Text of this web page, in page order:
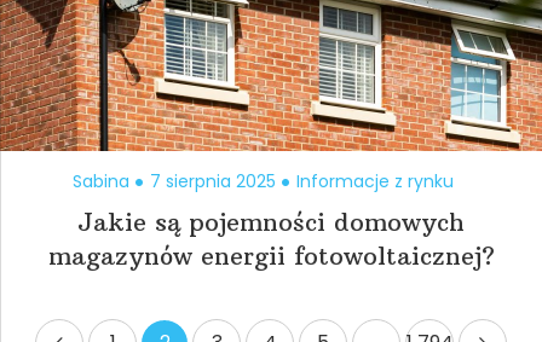
Sabina 7 sierpnia 2025 Informacje z rynku
Jakie są pojemności domowych
magazynów energii fotowoltaicznej?